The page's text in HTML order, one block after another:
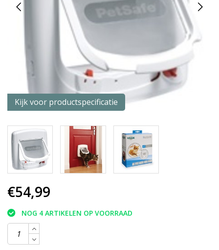
Kijk voor productspecificatie
€54,99
NOG 4 ARTIKELEN OP VOORRAAD